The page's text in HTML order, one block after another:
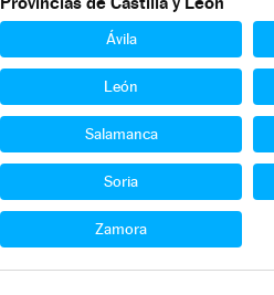
Ávila
León
Salamanca
Soria
Zamora